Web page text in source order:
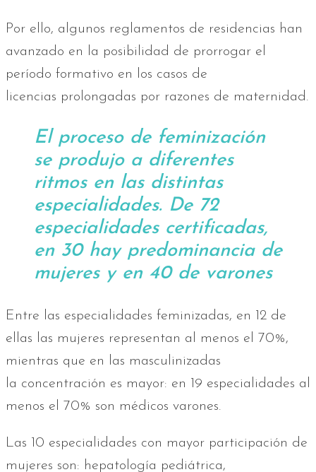
Por ello, algunos reglamentos de residencias han
avanzado en la posibilidad de prorrogar el
período formativo en los casos de
licencias prolongadas por razones de maternidad.
El proceso de feminización
se produjo a diferentes
ritmos en las distintas
especialidades. De 72
especialidades certificadas,
en 30 hay predominancia de
mujeres y en 40 de varones
Entre las especialidades feminizadas, en 12 de
ellas las mujeres representan al menos el 70%,
mientras que en las masculinizadas
la concentración es mayor: en 19 especialidades al
menos el 70% son médicos varones.
Las 10 especialidades con mayor participación de
mujeres son: hepatología pediátrica,